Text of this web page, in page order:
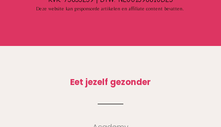
Deze website kan gesponsorde artikelen en affiliate content bevatten.
Eet jezelf gezonder